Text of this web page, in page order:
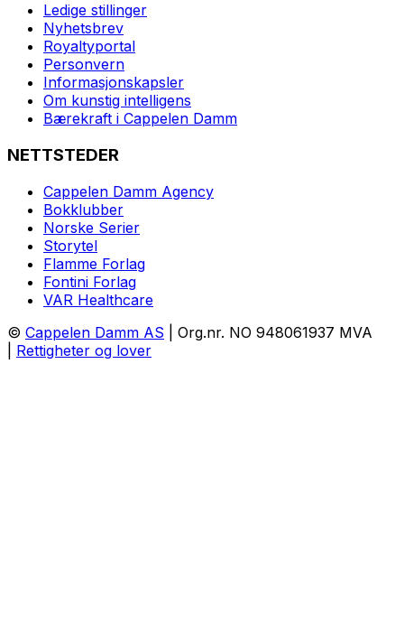
Ledige stillinger
Nyhetsbrev
Royaltyportal
Personvern
Informasjonskapsler
Om kunstig intelligens
Bærekraft i Cappelen Damm
NETTSTEDER
Cappelen Damm Agency
Bokklubber
Norske Serier
Storytel
Flamme Forlag
Fontini Forlag
VAR Healthcare
© Cappelen Damm AS | Org.nr. NO 948061937 MVA
Rettigheter og lover